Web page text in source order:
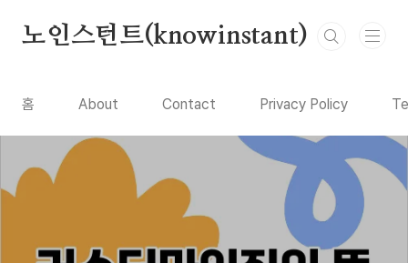
노인스턴트(knowinstant)
홈 About Contact Privacy Policy